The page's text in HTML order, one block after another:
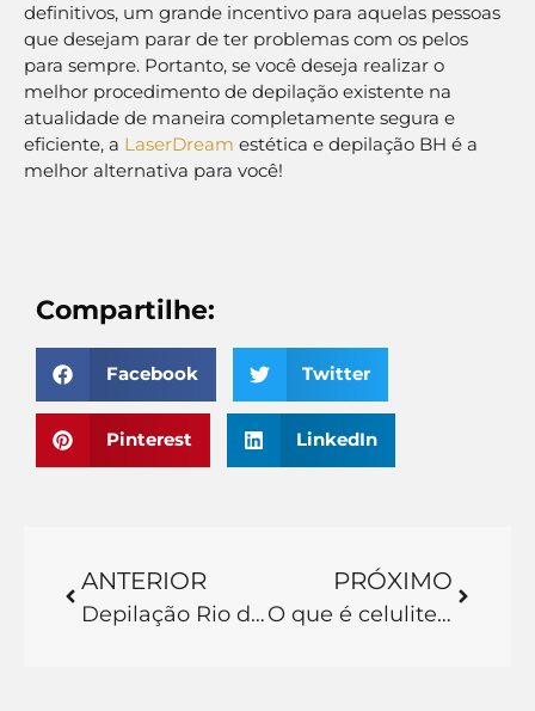
definitivos, um grande incentivo para aquelas pessoas
que desejam parar de ter problemas com os pelos
para sempre. Portanto, se você deseja realizar o
melhor procedimento de depilação existente na
atualidade de maneira completamente segura e
eficiente, a LaserDream estética e depilação BH é a
melhor alternativa para você!
Compartilhe:
Facebook Twitter
Pinterest LinkedIn
ANTERIOR
Depilação Rio de Janeiro: Conheça a melhor alternativa para se depilar de forma definitiva no Rio de Janeiro e pare de ter problemas com pelo para sempre!
PRÓXIMO
O que é celulite infecciosa: Tudo que você precisa saber para se prevenir contra o tipo de celulite mais perigoso da atualidade!